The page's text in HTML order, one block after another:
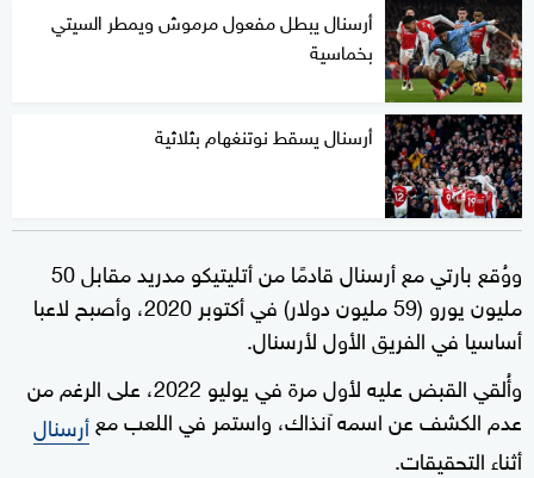
أرسنال يبطل مفعول مرموش ويمطر السيتي
بخماسية
أرسنال يسقط نوتنغهام بثلاثية
ووُقع بارتي مع أرسنال قادمًا من أتليتيكو مدريد مقابل 50
مليون يورو (59 مليون دولار) في أكتوبر 2020، وأصبح لاعبا
أساسيا في الفريق الأول لأرسنال.
وأُلقي القبض عليه لأول مرة في يوليو 2022، على الرغم من
عدم الكشف عن اسمه آنذاك، واستمر في اللعب معأرسنال
أثناء التحقيقات.